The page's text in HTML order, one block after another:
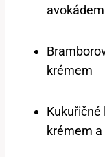
avokádem
krémem
krémem